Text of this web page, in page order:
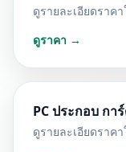
ดูรายละเอียดราค
ดูราคา →
PC ประกอบ กา
ดูรายละเอียดราค